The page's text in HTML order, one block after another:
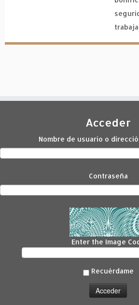
Acceder
Nombre de usuario o
Contraseña
Enter the Image
Recuérdame